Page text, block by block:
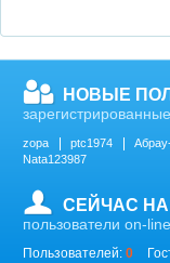
НОВЫЕ
zopa ptc1974
Nata123987
СЕЙЧАС
пользователи on-line
Пользователей: 0